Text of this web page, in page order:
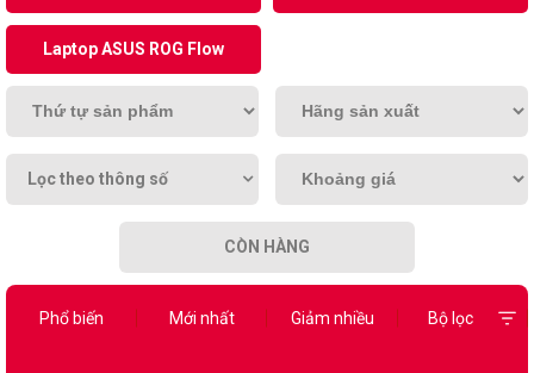
Laptop ASUS ROG Flow
Lọc theo thông số
CÒN HÀNG
Phổ biến Mới nhất Giảm nhiều Bộ lọc